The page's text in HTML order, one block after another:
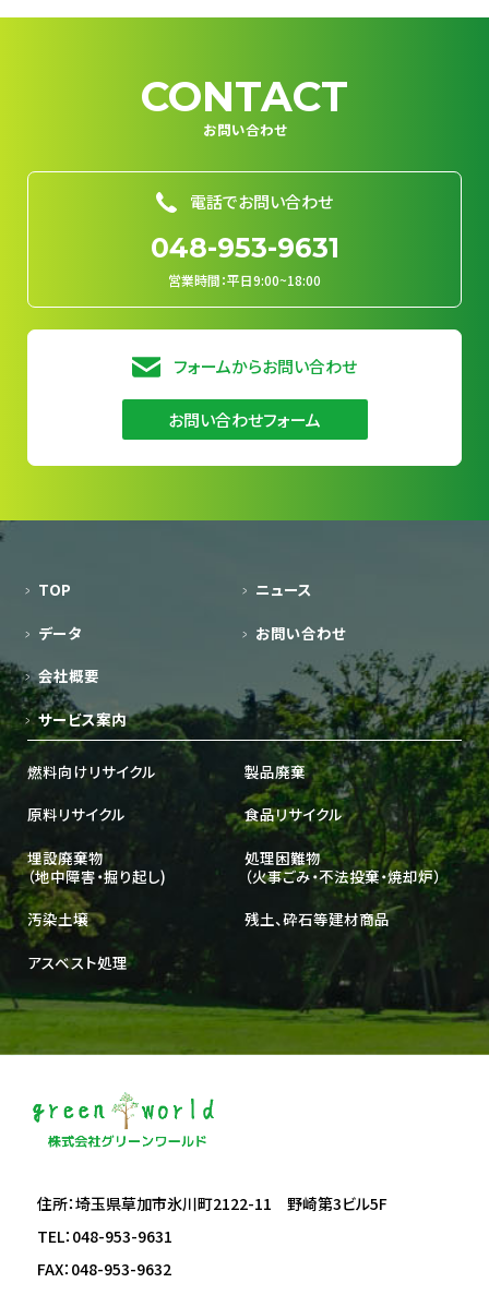
CONTACT
お問い合わせ
電話でお問い合わせ
048-953-9631
営業時間：平日9:00~18:00
フォームからお問い合わせ
お問い合わせフォーム
TOP
ニュース
データ
お問い合わせ
会社概要
サービス案内
燃料向けリサイクル
製品廃棄
原料リサイクル
食品リサイクル
埋設廃棄物
（地中障害・掘り起し)
処理困難物
（火事ごみ・不法投棄・焼却炉）
汚染土壌
残土、砕石等建材商品
アスベスト処理
住所：埼玉県草加市氷川町2122-11 野崎第3ビル5F
TEL：048-953-9631
FAX：048-953-9632